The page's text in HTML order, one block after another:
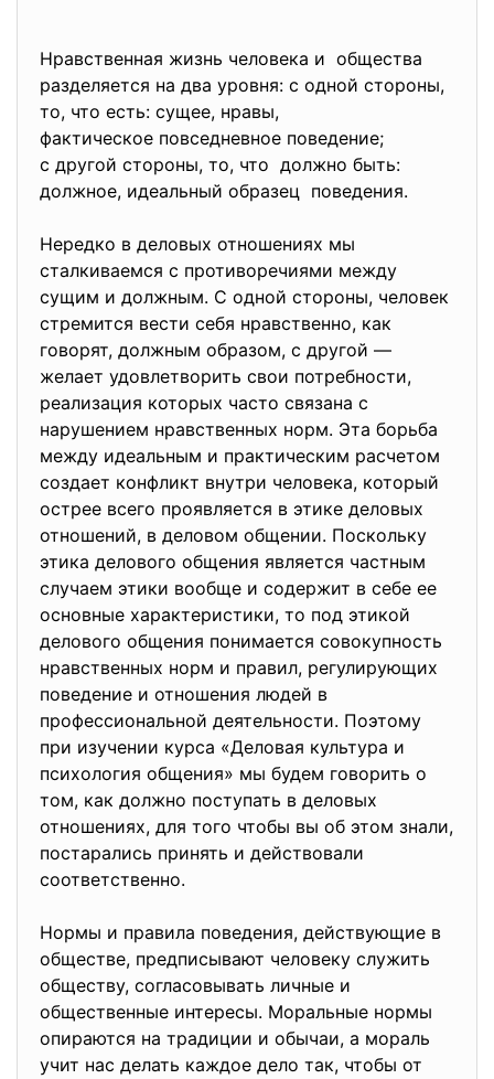
Нравственная жизнь человека и общества
разделяется на два уровня: с одной стороны,
то, что есть: сущее, нравы,
фактическое повседневное поведение;
с другой стороны, то, что должно быть:
должное, идеальный образец поведения.
Нередко в деловых отношениях мы
сталкиваемся с противоречиями между
сущим и должным. С одной стороны, человек
стремится вести себя нравственно, как
говорят, должным образом, с другой —
желает удовлетворить свои потребности,
реализация которых часто связана с
нарушением нравственных норм. Эта борьба
между идеальным и практическим расчетом
создает конфликт внутри человека, который
острее всего проявляется в этике деловых
отношений, в деловом общении. Поскольку
этика делового общения является частным
случаем этики вообще и содержит в себе ее
основные характеристики, то под этикой
делового общения понимается совокупность
нравственных норм и правил, регулирующих
поведение и отношения людей в
профессиональной деятельности. Поэтому
при изучении курса «Деловая культура и
психология общения» мы будем говорить о
том, как должно поступать в деловых
отношениях, для того чтобы вы об этом знали,
постарались принять и действовали
соответственно.
Нормы и правила поведения, действующие в
обществе, предписывают человеку служить
обществу, согласовывать личные и
общественные интересы. Моральные нормы
опираются на традиции и обычаи, а мораль
учит нас делать каждое дело так, чтобы от